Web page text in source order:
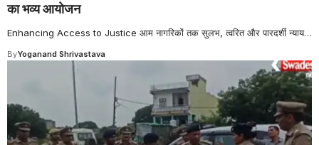
का भव्य आयोजन
Enhancing Access to Justice आम नागरिकों तक सुलभ, त्वरित और पारदर्शी न्याय…
ByYoganand Shrivastava